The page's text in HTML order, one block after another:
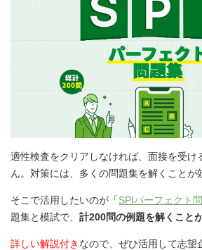
適性検査をクリアしなければ、面接を受け
ん。対策には、多くの問題集を解くことが
そこで活用したいのが「SPIパーフェクト
題集と模試で、 計200問の例題を解くこと
詳しい解説付き なので、ぜひ活用して志望